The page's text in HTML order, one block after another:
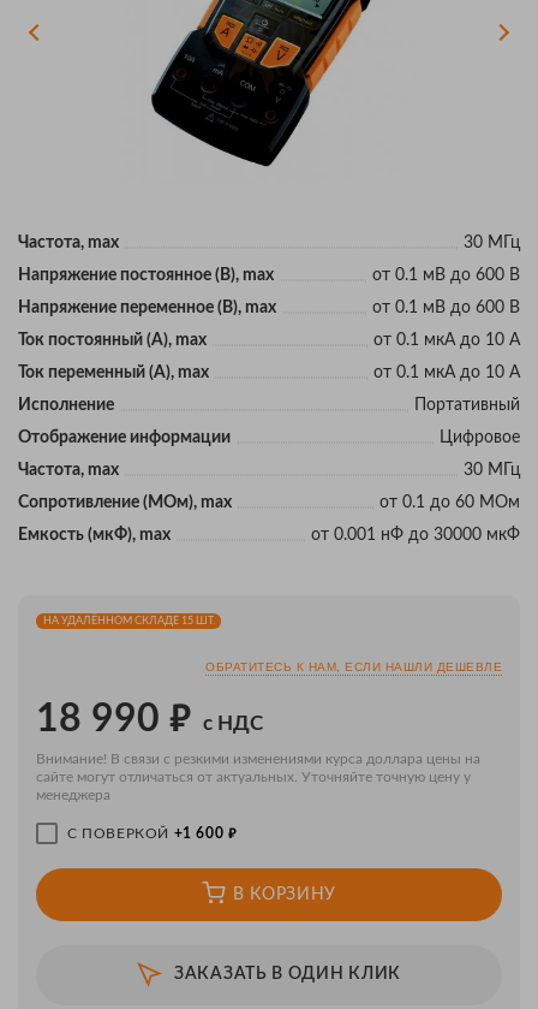
Частота, max
30 МГц
Напряжение постоянное (В), max
от 0.1 мВ до 600 В
Напряжение переменное (В), max
от 0.1 мВ до 600 В
Ток постоянный (А), max
от 0.1 мкA до 10 A
Ток переменный (А), max
от 0.1 мкA до 10 A
Исполнение
Портативный
Отображение информации
Цифровое
Частота, max
30 МГц
Сопротивление (МОм), max
от 0.1 до 60 MОм
Eмкость (мкФ), max
от 0.001 нФ до 30000 мкФ
НА УДАЛЁННОМ СКЛАДЕ 15 ШТ.
ОБРАТИТЕСЬ К НАМ, ЕСЛИ НАШЛИ ДЕШЕВЛЕ
18 990 ₽ с НДС
Внимание! В связи с резкими изменениями курса доллара цены на
сайте могут отличаться от актуальных. Уточняйте точную цену у
менеджера
С ПОВЕРКОЙ +1 600 ₽
В КОРЗИНУ
ЗАКАЗАТЬ В ОДИН КЛИК